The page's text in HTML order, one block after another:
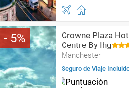
5
Crowne Plaza
Centre By Ihg
Manchester
Seguro de Viaje Incluido